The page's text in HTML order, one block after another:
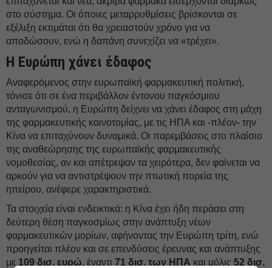
στο σύστημα. Οι όποιες μεταρρυθμίσεις βρίσκονται σε
εξέλιξη εκτιμάται ότι θα χρειαστούν χρόνο για να
αποδώσουν, ενώ η δαπάνη συνεχίζει να «τρέχει».
Η Ευρώπη χάνει έδαφος
Αναφερόμενος στην ευρωπαϊκή φαρμακευτική πολιτική,
τόνισε ότι σε ένα περιβάλλον έντονου παγκόσμιου
ανταγωνισμού, η Ευρώπη δείχνει να χάνει έδαφος στη μάχη
της φαρμακευτικής καινοτομίας, με τις ΗΠΑ και -πλέον- την
Κίνα να επιταχύνουν δυναμικά. Οι παρεμβάσεις στο πλαίσιο
της αναθεώρησης της ευρωπαϊκής φαρμακευτικής
νομοθεσίας, αν και απέτρεψαν τα χειρότερα, δεν φαίνεται να
αρκούν για να αντιστρέψουν την πτωτική πορεία της
ηπείρου, ανέφερε χαρακτηριστικά.
Τα στοιχεία είναι ενδεικτικά: η Κίνα έχει ήδη περάσει στη
δεύτερη θέση παγκοσμίως στην ανάπτυξη νέων
φαρμακευτικών μορίων, αφήνοντας την Ευρώπη τρίτη, ενώ
προηγείται πλέον και σε επενδύσεις έρευνας και ανάπτυξης
με 109 δισ. ευρώ, έναντι 71 δισ. των ΗΠΑ και μόλις 52 δισ.